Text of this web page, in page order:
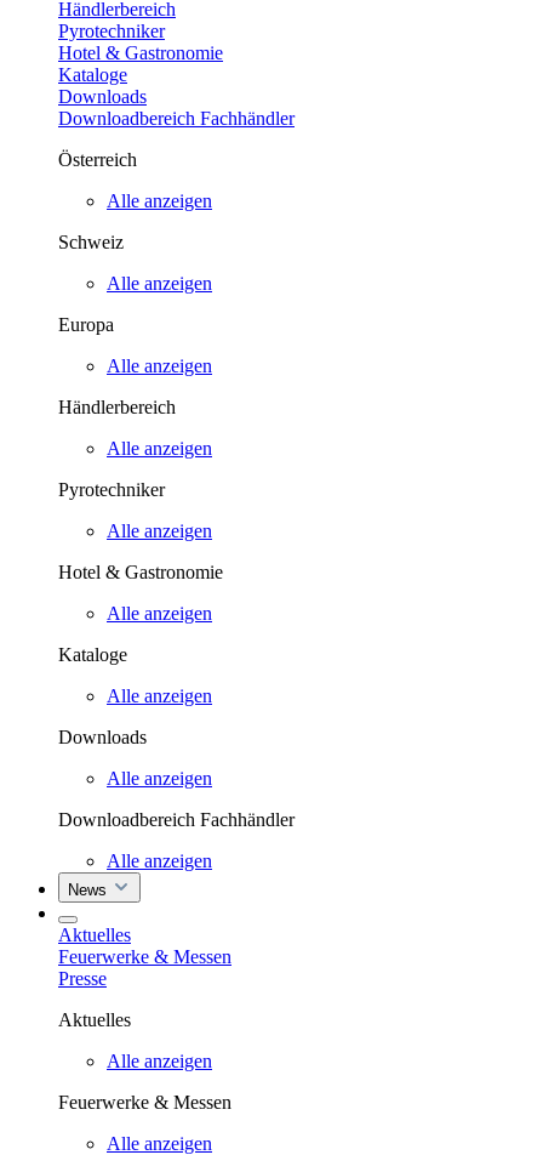
Händlerbereich
Pyrotechniker
Hotel & Gastronomie
Kataloge
Downloads
Downloadbereich Fachhändler
Österreich
Alle anzeigen
Schweiz
Alle anzeigen
Europa
Alle anzeigen
Händlerbereich
Alle anzeigen
Pyrotechniker
Alle anzeigen
Hotel & Gastronomie
Alle anzeigen
Kataloge
Alle anzeigen
Downloads
Alle anzeigen
Downloadbereich Fachhändler
Alle anzeigen
News
Aktuelles
Feuerwerke & Messen
Presse
Aktuelles
Alle anzeigen
Feuerwerke & Messen
Alle anzeigen